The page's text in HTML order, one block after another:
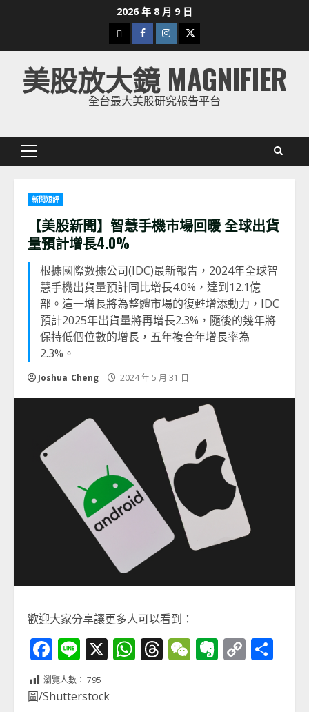
2026 年 8 月 9 日
下
載
美
股
Facebook
Instagram
Twitter
美股放大鏡 MAGNIFIER
全台最大美股研究報告平台
Primary
新聞短評
【美股新聞】智慧手機市場回暖 全球出貨
量預計增長4.0%
根據國際數據公司(IDC)最新報告，2024年全球智
慧手機出貨量預計同比增長4.0%，達到12.1億
部。這一增長將為整體市場的復甦增添動力，IDC
預計2025年出貨量將再增長2.3%，隨後的幾年將
保持低個位數的增長，五年複合年增長率為
2.3%。
Joshua_Cheng 2024 年 5 月 31 日
歡迎大家分享讓更多人可以看到：
Facebook
Line
X WhatsApp
Threads
WeChat
Evernote
Copy
瀏覽人數： 795
圖/Shutterstock